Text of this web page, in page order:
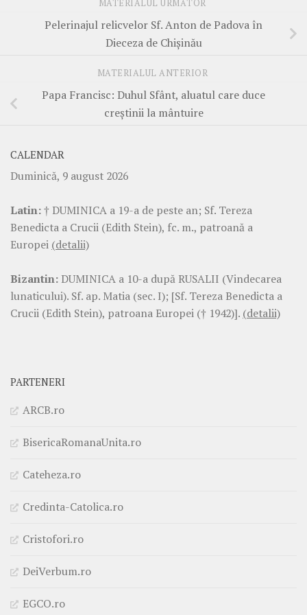
MATERIALUL URMĂTOR
Pelerinajul relicvelor Sf. Anton de Padova în
Dieceza de Chișinău
MATERIALUL ANTERIOR
Papa Francisc: Duhul Sfânt, aluatul care duce
creștinii la mântuire
CALENDAR
Duminică, 9 august 2026
Latin:† DUMINICA a 19-a de peste an; Sf. Tereza
Benedicta a Crucii (Edith Stein), fc. m., patroană a
Europei (detalii)
Bizantin: DUMINICA a 10-a după RUSALII (Vindecarea
lunaticului). Sf. ap. Matia (sec. I); [Sf. Tereza Benedicta a
Crucii (Edith Stein), patroana Europei († 1942)]. (detalii)
PARTENERI
ARCB.ro
BisericaRomanaUnita.ro
Cateheza.ro
Credinta-Catolica.ro
Cristofori.ro
DeiVerbum.ro
EGCO.ro